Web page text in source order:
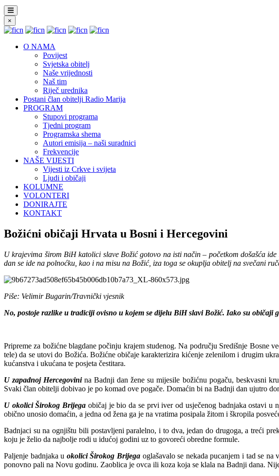
×
O NAMA
Povijest
Svjetska obitelj
Naše vrijednosti
Naš tim
Riječ urednika
Postani član obitelji Radio Marija
PROGRAM
Stupovi programa
Tjedni program
Programska shema
Autori emisija – naši suradnici
Frekvencije
NAŠE VIJESTI
Vijesti iz Crkve i svijeta
Ljudi i običaji
KOLUMNE
VOLONTERI
DONIRAJTE
KONTAKT
Božićni običaji Hrvata u Bosni i Hercegovini
U krajevima širom BiH katolici slave Božić gotovo na isti način – početkom došašća
dan se ide na polnoćku, kao i na misu na Božić, iza toga se okuplja obitelj na svečani
Piše: Velimir Bugarin/Travnički vjesnik
No, postoje razlike u tradiciji ovisno u kojem se dijelu BiH slavi Božić. Iako su običaji
Pripreme za božićne blagdane počinju krajem studenog. Na području Središnje Bosne
tele) da se utovi do Božića. Božićne običaje karakterizira kićenje zelenilom i drugim
kućanstva i ukućana te posjeta čestitara.
U zapadnoj Hercegovinina Badnji dan žene su mijesile božićnu pogaču, beskvasni
Svaki član obitelji dobivao je po komad ove pogače. Domaćin bi na Badnji dan ujutro
U okolici Širokog Brijega običaj je bio da se prvi iver od usječenog badnjaka ostavi
obično unosio domaćin, a jedna od žena ga je na vratima posipala žitom i škropila
Badnjaci su na ognjištu bili postavljeni paralelno, i to dva, jedan do drugoga, a treći
koju je želio da najbolje rodi u idućoj godini uz to govoreći obredne formule.
Paljenje badnjaka u okolici Širokog Brijega oglašavalo se nekada pucanjem i tad se
ponovno pali na Novu godinu. Zaoblica je ovca ili koza koja se klala na Badnji dana.